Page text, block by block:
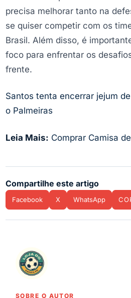
precisa melhorar tanto na
se quiser competir com os
Brasil. Além disso, é
foco para enfrentar os
frente.
Santos tenta encerrar jejum
o Palmeiras
Leia Mais: Comprar Camisa
Compartilhe este artigo
Facebook X WhatsApp
SOBRE O AUTOR